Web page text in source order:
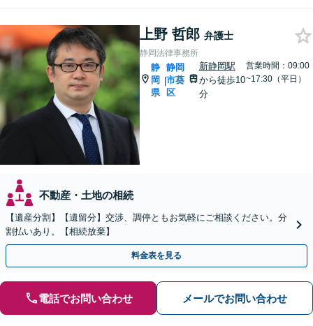
上野 哲郎 弁護士
静岡法律事務所
静
岡
県
|
静岡
市葵
区
新静岡駅
から徒歩10
分
営業時間：09:00
~17:30（平日）
不動産・土地の相続
【遺産分割】【遺留分】交渉、調停ともお気軽にご相談ください。分
割払いあり。【相続放棄】
料金表を見る
電話でお問い合わせ メールでお問い合わせ